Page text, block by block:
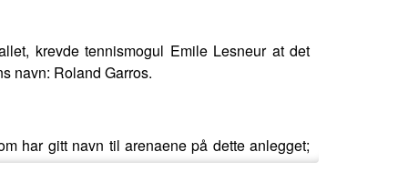
krevde tennismogul Emile Lesneur at det
navn: Roland Garros.
har gitt navn til arenaene på dette anlegget;